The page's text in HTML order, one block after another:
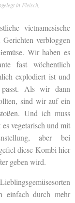
in Fleisch
vietnamesische
verbloggen
Wir haben es
fast wöchentlich
explodiert ist und
passt. Als wir dann
sind wir auf ein
Und ich muss
vegetarisch und mit
aber bei
diese Kombi hier
geben wird.
einfach durch mehr